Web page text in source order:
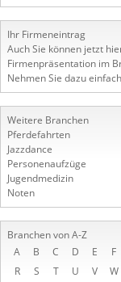
Ihr Firmeneintrag
Auch Sie können jetzt
Firmenpräsentation im
Nehmen Sie dazu
Weitere Branchen
Pferdefahrten
Jazzdance
Personenaufzüge
Jugendmedizin
Noten
Branchen von A-Z
A
B C D E F
R
S T U V W